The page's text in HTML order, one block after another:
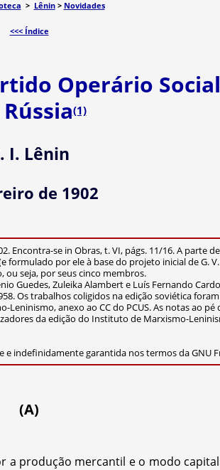
> Lênin> Novidades
<<< Índice
Operário
(1)
I. Lênin
de 1902
Encontra-se in Obras, t. VI, págs. 11/16. A parte
por ele à base do projeto inicial de G. V.
seja, por seus cinco membros.
Guedes, Zuleika Alambert e Luís Fernando
Os trabalhos coligidos na edição soviética
anexo ao CC do PCUS. As notas ao pé
da edição do Instituto de Marxismo-
indefinidamente garantida nos termos da GNU
(A)
a produção mercantil e o modo